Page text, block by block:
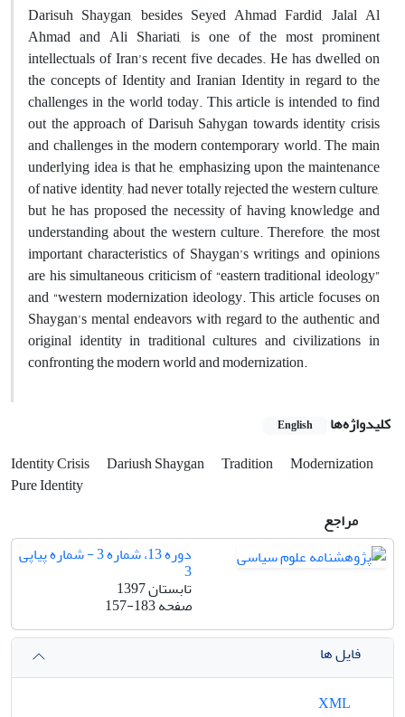
Darisuh Shaygan, besides Seyed Ahmad Fardid, Jalal Al
Ahmad and Ali Shariati, is one of the most prominent
intellectuals of Iran’s recent five decades. He has dwelled on
the concepts of Identity and Iranian Identity in regard to the
challenges in the world today. This article is intended to find
out the approach of Darisuh Sahygan towards identity crisis
and challenges in the modern contemporary world. The main
underlying idea is that he, emphasizing upon the maintenance
of native identity, had never totally rejected the western culture,
but he has proposed the necessity of having knowledge and
understanding about the western culture. Therefore, the most
important characteristics of Shaygan’s writings and opinions
are his simultaneous criticism of “eastern traditional ideology”
and “western modernization ideology. This article focuses on
Shaygan’s mental endeavors with regard to the authentic and
original identity in traditional cultures and civilizations in
confronting the modern world and modernization.
کلیدواژه‌ها English
Identity Crisis Dariush Shaygan Tradition
Modernization
Pure Identity
مراجع
دوره 13، شماره 3 - شماره پیاپی
3
تابستان 1397
صفحه157-183
فایل ها